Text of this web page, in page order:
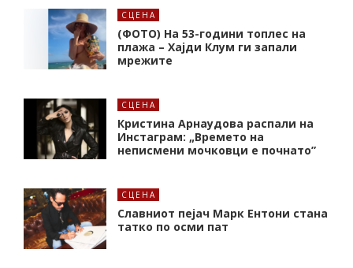
СЦЕНА
(ФОТО) На 53-години топлес на
плажа – Хајди Клум ги запали
мрежите
СЦЕНА
Кристина Арнаудова распали на
Инстаграм: „Времето на
неписмени мочковци е почнато”
СЦЕНА
Славниот пејач Марк Ентони стана
татко по осми пат